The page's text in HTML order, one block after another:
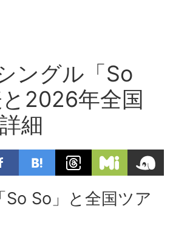
ングル「So
2026年全国
細
So So」と全国ツア